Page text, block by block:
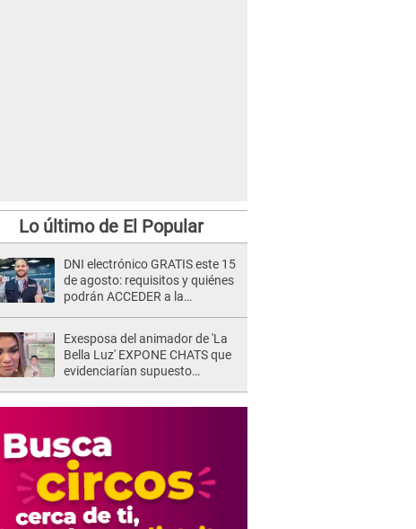
Lo último de El Popular
DNI electrónico GRATIS este 15
de agosto: requisitos y quiénes
podrán ACCEDER a la
Exesposa del animador de 'La
Bella Luz' EXPONE CHATS que
evidenciarían supuesto